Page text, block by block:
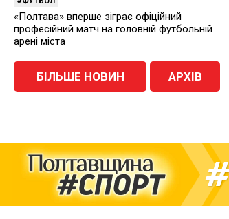
«Полтава» вперше зіграє офіційний
професійний матч на головній футбольній
арені міста
БІЛЬШЕ НОВИН АРХІВ